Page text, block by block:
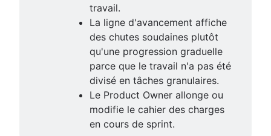
travail.
La ligne d'avancement affiche
des chutes soudaines plutôt
qu'une progression graduelle
parce que le travail n'a pas été
divisé en tâches granulaires.
Le Product Owner allonge ou
modifie le cahier des charges
en cours de sprint.